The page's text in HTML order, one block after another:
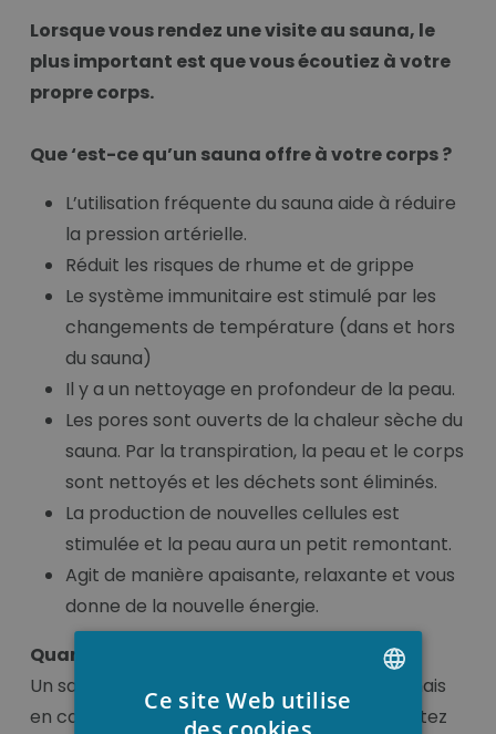
Lorsque vous rendez une visite au sauna, le
plus important est que vous écoutiez à votre
propre corps.
Que ‘est-ce qu’un sauna offre à votre corps ?
L’utilisation fréquente du sauna aide à réduire
la pression artérielle.
Réduit les risques de rhume et de grippe
Le système immunitaire est stimulé par les
changements de température (dans et hors
du sauna)
Il y a un nettoyage en profondeur de la peau.
Les pores sont ouverts de la chaleur sèche du
sauna. Par la transpiration, la peau et le corps
sont nettoyés et les déchets sont éliminés.
La production de nouvelles cellules est
stimulée et la peau aura un petit remontant.
Agit de manière apaisante, relaxante et vous
donne de la nouvelle énergie.
Quand éviter un sauna ?
Un sauna est généralement recommandé, mais
en cas de doute, consultez un médecin et évitez
Ce site Web utilise